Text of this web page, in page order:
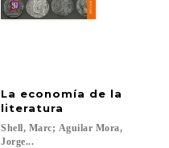
La economía de la
literatura
Shell, Marc; Aguilar Mora,
Jorge...